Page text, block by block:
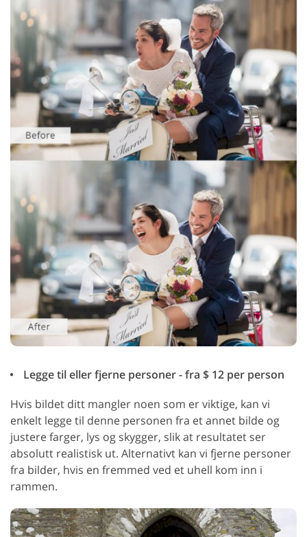
Legge til eller fjerne personer - fra $ 12 per person
Hvis bildet ditt mangler noen som er viktige, kan vi
enkelt legge til denne personen fra et annet bilde og
justere farger, lys og skygger, slik at resultatet ser
absolutt realistisk ut. Alternativt kan vi fjerne personer
fra bilder, hvis en fremmed ved et uhell kom inn i
rammen.